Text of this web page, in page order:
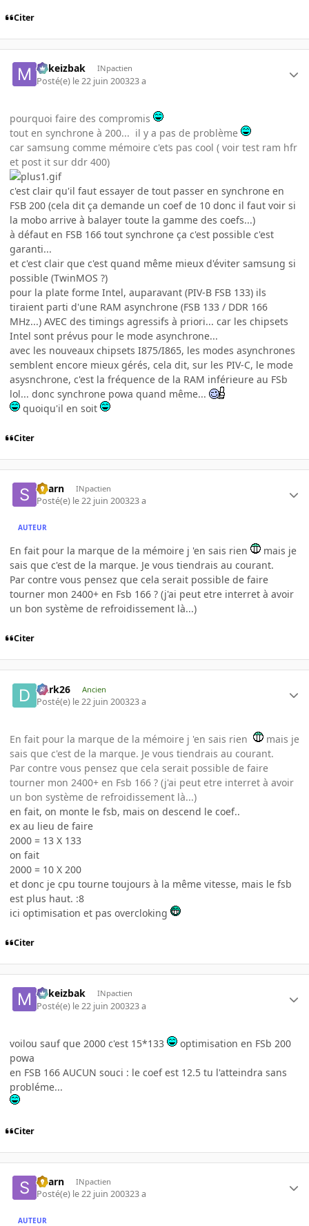
Citer
Mikeizbak INpactien
Posté(e) le 22 juin 200323 a
pourquoi faire des compromis
tout en synchrone à 200... il y a pas de problème
car samsung comme mémoire c'ets pas cool ( voir test ram hfr
et post it sur ddr 400)
c'est clair qu'il faut essayer de tout passer en synchrone en
FSB 200 (cela dit ça demande un coef de 10 donc il faut voir si
la mobo arrive à balayer toute la gamme des coefs...)
à défaut en FSB 166 tout synchrone ça c'est possible c'est
garanti...
et c'est clair que c'est quand même mieux d'éviter samsung si
possible (TwinMOS ?)
pour la plate forme Intel, auparavant (PIV-B FSB 133) ils
tiraient parti d'une RAM asynchrone (FSB 133 / DDR 166
MHz...) AVEC des timings agressifs à priori... car les chipsets
Intel sont prévus pour le mode asynchrone...
avec les nouveaux chipsets I875/I865, les modes asynchrones
semblent encore mieux gérés, cela dit, sur les PIV-C, le mode
asysnchrone, c'est la fréquence de la RAM inférieure au FSb
lol... donc synchrone powa quand même...
quoiqu'il en soit
Citer
Skarn INpactien
Posté(e) le 22 juin 200323 a
AUTEUR
En fait pour la marque de la mémoire j 'en sais rien
mais je
sais que c'est de la marque. Je vous tiendrais au courant.
Par contre vous pensez que cela serait possible de faire
tourner mon 2400+ en Fsb 166 ? (j'ai peut etre interret à avoir
un bon système de refroidissement là...)
Citer
Dark26 Ancien
Posté(e) le 22 juin 200323 a
En fait pour la marque de la mémoire j 'en sais rien
mais je
sais que c'est de la marque. Je vous tiendrais au courant.
Par contre vous pensez que cela serait possible de faire
tourner mon 2400+ en Fsb 166 ? (j'ai peut etre interret à avoir
un bon système de refroidissement là...)
en fait, on monte le fsb, mais on descend le coef..
ex au lieu de faire
2000 = 13 X 133
on fait
2000 = 10 X 200
et donc je cpu tourne toujours à la même vitesse, mais le fsb
est plus haut. :8
ici optimisation et pas overcloking
Citer
Mikeizbak INpactien
Posté(e) le 22 juin 200323 a
voilou sauf que 2000 c'est 15*133
optimisation en FSb 200
powa
en FSB 166 AUCUN souci : le coef est 12.5 tu l'atteindra sans
probléme...
Citer
Skarn INpactien
Posté(e) le 22 juin 200323 a
AUTEUR